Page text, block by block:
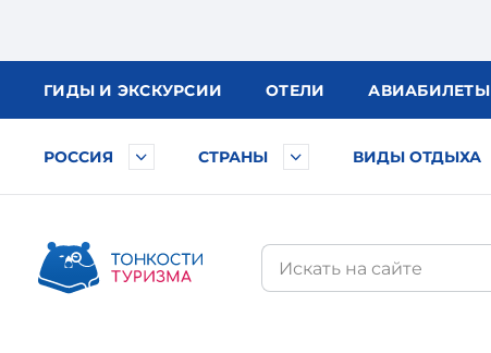
ГИДЫ И ЭКСКУРСИИ ОТЕЛИ АВИАБИЛЕТЫ
РОССИЯ СТРАНЫ ВИДЫ ОТДЫХА